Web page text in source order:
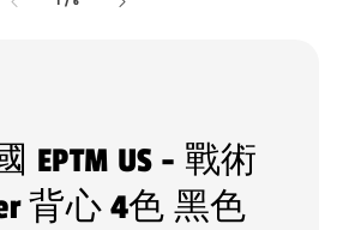
EPTM US - 戰術
背心 4色 黑色